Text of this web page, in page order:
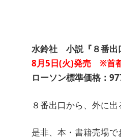
水鈴社 小説『８番出
8月5日(火)発売 ※首
ローソン標準価格：
８番出口から、外に
是非、本・書籍売場